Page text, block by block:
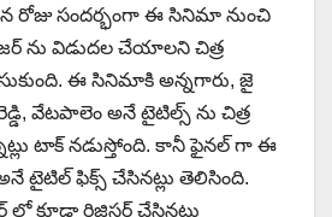
రోజు సందర్భంగా ఈ సినిమా నుంచి
ను విడుదల చేయాలని చిత్ర
ఈ సినిమాకి అన్నగారు, జై
వేటపాలెం అనే టైటిల్స్ ను చిత్ర
టాక్ నడుస్తోంది. కానీ ఫైనల్ గా ఈ
టైటిల్ ఫిక్స్ చేసినట్లు తెలిసింది.
కూడా రిజిస్టర్ చేసినట్లు